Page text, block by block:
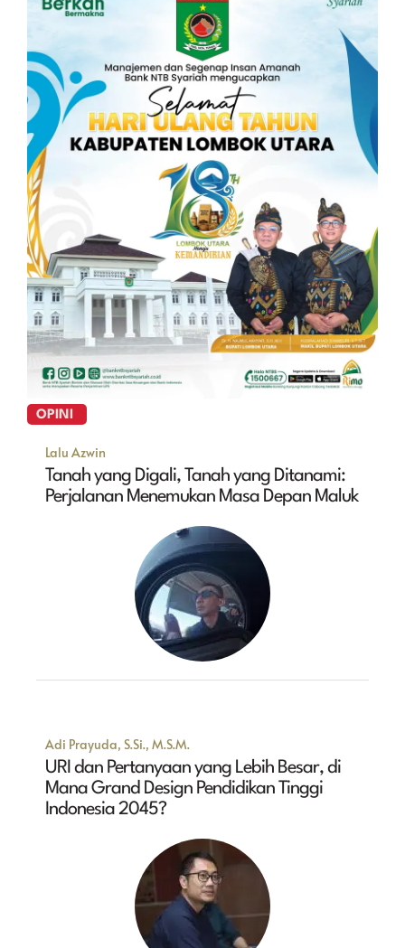
OPINI
Lalu Azwin
Tanah yang Digali, Tanah yang Ditanami:
Perjalanan Menemukan Masa Depan Maluk
Adi Prayuda, S.Si., M.S.M.
URI dan Pertanyaan yang Lebih Besar, di
Mana Grand Design Pendidikan Tinggi
Indonesia 2045?